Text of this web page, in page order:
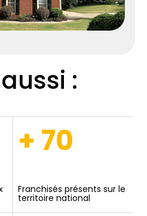
:
+ 70
Franchisés présents sur le
territoire national